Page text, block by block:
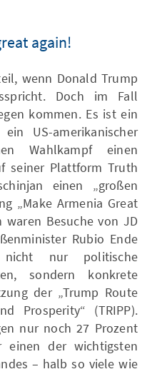
again!
wenn Donald Trump
Doch im Fall
kommen. Es ist ein
US-amerikanischer
Wahlkampf einen
seiner Plattform Truth
einen „großen
„Make Armenia Great
waren Besuche von JD
Rubio Ende
nur politische
sondern konkrete
der „Trump Route
Prosperity“ (TRIPP).
nur noch 27 Prozent
einen der wichtigsten
– halb so viele wie